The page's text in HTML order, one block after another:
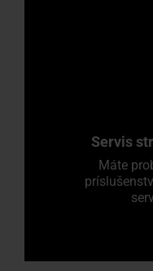
Servis
Máte